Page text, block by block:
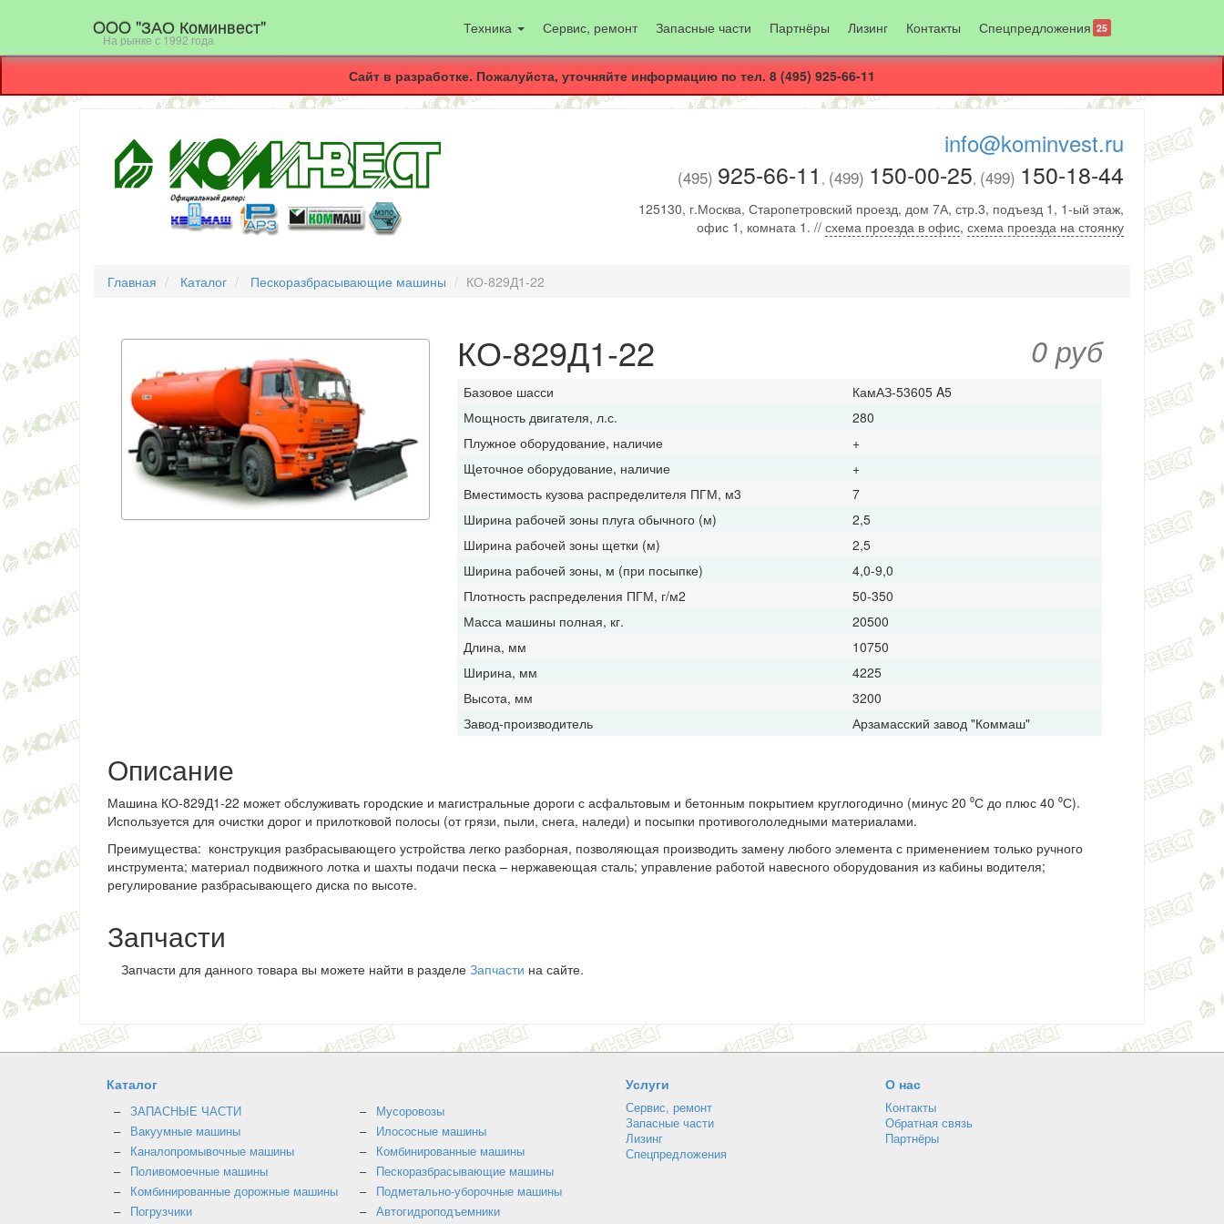
OOO "ЗАО Коминвест"
На рынке с 1992 года
Техника Сервис, ремонт Запасные части Партнёры Лизинг Контакты Спецпредложения 25
Сайт в разработке. Пожалуйста, уточняйте информацию по тел. 8 (495) 925-66-11
info@kominvest.ru
(495) 925-66-11 , (499) 150-00-25, (499) 150-18-44
125130, г.Москва, Старопетровский проезд, дом 7А, стр.3, подъезд 1, 1-ый этаж,
офис 1, комната 1. // схема проезда в офис, схема проезда на стоянку
Главная Каталог Пескоразбрасывающие машины КО-829Д1-22
КО-829Д1-22 0 руб
Базовое шасси
КамАЗ-53605 A5
Мощность двигателя, л.с.
280
Плужное оборудование, наличие
+
Щеточное оборудование, наличие
+
Вместимость кузова распределителя ПГМ, м3
7
Ширина рабочей зоны плуга обычного (м)
2,5
Ширина рабочей зоны щетки (м)
2,5
Ширина рабочей зоны, м (при посыпке)
4,0-9,0
Плотность распределения ПГМ, г/м2
50-350
Масса машины полная, кг.
20500
Длина, мм
10750
Ширина, мм
4225
Высота, мм
3200
Завод-производитель
Арзамасский завод "Коммаш"
Описание
Машина КО-829Д1-22 может обслуживать городские и магистральные дороги с асфальтовым и бетонным покрытием круглогодично (минус 20 ⁰С до плюс 40 ⁰С).
Используется для очистки дорог и прилотковой полосы (от грязи, пыли, снега, наледи) и посыпки противогололедными материалами.
Преимущества: конструкция разбрасывающего устройства легко разборная, позволяющая производить замену любого элемента с применением только ручного
инструмента; материал подвижного лотка и шахты подачи песка – нержавеющая сталь; управление работой навесного оборудования из кабины водителя;
регулирование разбрасывающего диска по высоте.
Запчасти
Запчасти для данного товара вы можете найти в разделе Запчасти на сайте.
Каталог
ЗАПАСНЫЕ ЧАСТИ
Мусоровозы
Вакуумные машины
Илососные машины
Каналопромывочные машины
Комбинированные машины
Поливомоечные машины
Пескоразбрасывающие машины
Комбинированные дорожные машины
Подметально-уборочные машины
Погрузчики
Автогидроподъемники
Услуги
Сервис, ремонт
Запасные части
Лизинг
Спецпредложения
О нас
Контакты
Обратная связь
Партнёры